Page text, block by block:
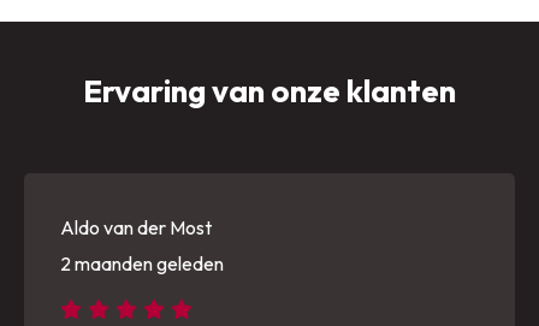
Ervaring van onze klanten
Aldo van der Most
2 maanden geleden